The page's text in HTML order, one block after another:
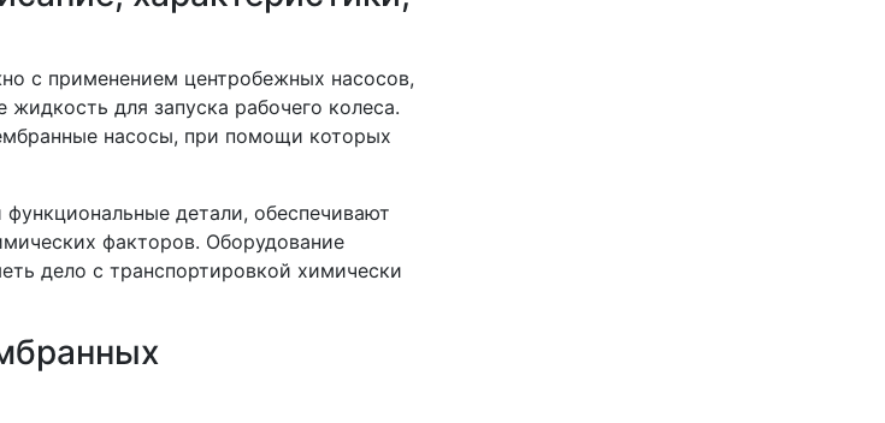
с применением центробежных насосов,
для запуска рабочего колеса.
насосы, при помощи которых
детали, обеспечивают
факторов. Оборудование
дело с транспортировкой химически